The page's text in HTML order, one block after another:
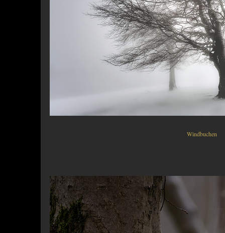
Windbuchen